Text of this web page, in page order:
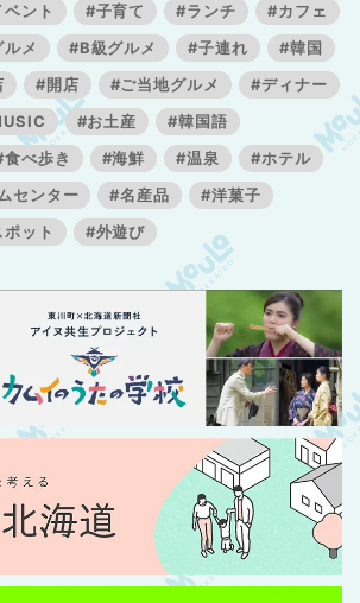
ント #子育て #ランチ
#カフェ
メ #B級グルメ #子連れ
#韓国
#開店 #ご当地グルメ
#ディナー
#お土産
#韓国語
食べ歩き #海鮮 #温泉
#ホテル
センター
#名産品
#洋菓子
ット #外遊び